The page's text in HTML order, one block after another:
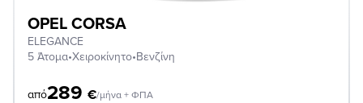
OPEL CORSA
ELEGANCE
5 Άτομα•Χειροκίνητο•Βενζίνη
από289 €/μήνα + ΦΠΑ